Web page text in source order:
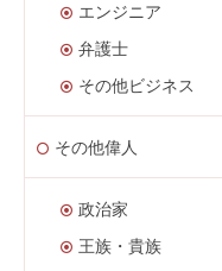
エンジニア
弁護士
その他ビジネス
その他偉人
政治家
王族・貴族